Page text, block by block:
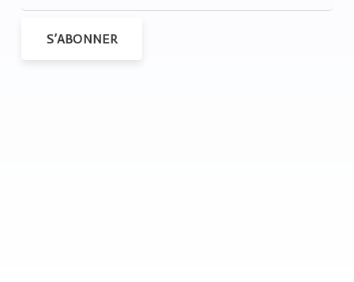
S’ABONNER